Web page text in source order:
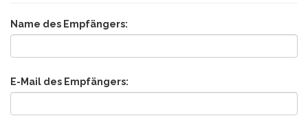
Name des Empfängers:
E-Mail des Empfängers: